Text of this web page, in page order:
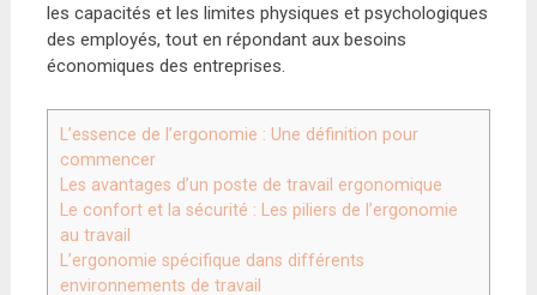
les capacités et les limites physiques et psychologiques
des employés, tout en répondant aux besoins
économiques des entreprises.
L’essence de l’ergonomie : Une définition pour
commencer
Les avantages d’un poste de travail ergonomique
Le confort et la sécurité : Les piliers de l’ergonomie
au travail
L’ergonomie spécifique dans différents
environnements de travail